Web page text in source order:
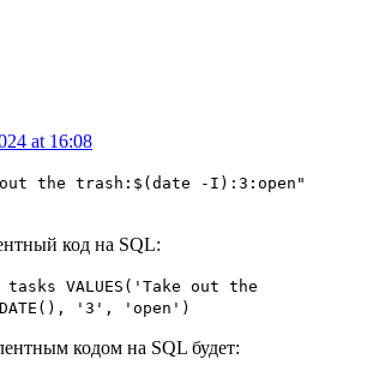
at 16:08
out the trash:$(date -I):3:open"
код на SQL:
tasks VALUES('Take out the
'3', 'open')
кодом на SQL будет: